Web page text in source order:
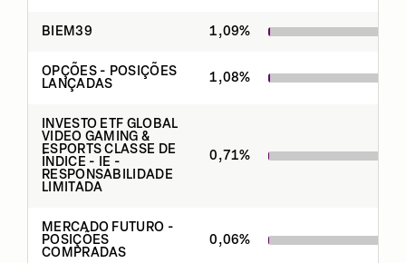
BIEM39 1,09%
OPÇÕES - POSIÇÕES
LANÇADAS
1,08%
INVESTO ETF GLOBAL
VIDEO GAMING &
ESPORTS CLASSE DE
ÍNDICE - IE -
RESPONSABILIDADE
LIMITADA
0,71%
MERCADO FUTURO -
POSIÇÕES
COMPRADAS
0,06%